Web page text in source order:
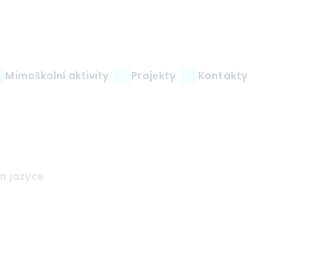
Mimoškolní aktivity Projekty Kontakty
jazyce